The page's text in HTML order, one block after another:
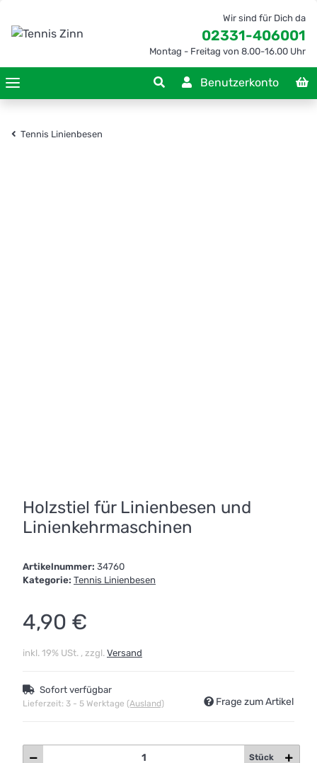
Wir sind für Dich da
02331-406001
Montag - Freitag von 8.00-16.00 Uhr
Benutzerkonto
Tennis Linienbesen
Holzstiel für Linienbesen und
Linienkehrmaschinen
Artikelnummer: 34760
Kategorie: Tennis Linienbesen
4,90 €
inkl. 19% USt. , zzgl. Versand
Sofort verfügbar
Lieferzeit: 3 - 5 Werktage (Ausland) Frage zum Artikel
Stück